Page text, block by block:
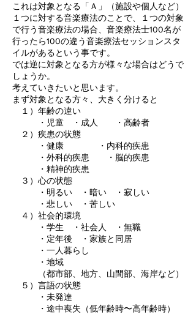
これは対象となる「Ａ」（施設や個人など）
１つに対する音楽療法のことで、１つの対象
で行う音楽療法の場合、音楽療法士100名が
行ったら100の違う音楽療法セッションスタ
イルがあるという事です。
では逆に対象となる方が様々な場合はどうで
しょうか。
考えていきたいと思います。
まず対象となる方々、大きく分けると
１）年齢の違い
・児童 ・成人 ・高齢者
２）疾患の状態
・健康 ・内科的疾患
・外科的疾患 ・脳的疾患
・精神的疾患
３）心の状態
・明るい ・暗い ・寂しい
・悲しい ・苦しい
４）社会的環境
・学生 ・社会人 ・無職
・定年後 ・家族と同居
・一人暮らし
・地域
（都市部、地方、山間部、海岸など）
５）言語の状態
・未発達
・途中喪失（低年齢時〜高年齢時）